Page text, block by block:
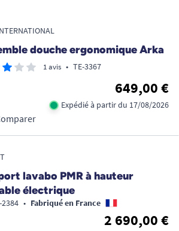
douche ergonomique Arka
1 avis • TE-3367
649,00 €
Expédié à partir du 17/08/2026
lavabo PMR à hauteur
électrique
2384 • Fabriqué en France
2 690,00 €